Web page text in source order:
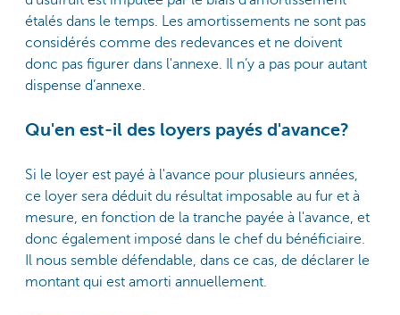
étalés dans le temps. Les amortissements ne sont pas
considérés comme des redevances et ne doivent
donc pas figurer dans l'annexe. Il n’y a pas pour autant
dispense d’annexe.
Qu'en est-il des loyers payés d'avance?
Si le loyer est payé à l'avance pour plusieurs années,
ce loyer sera déduit du résultat imposable au fur et à
mesure, en fonction de la tranche payée à l'avance, et
donc également imposé dans le chef du bénéficiaire.
Il nous semble défendable, dans ce cas, de déclarer le
montant qui est amorti annuellement.